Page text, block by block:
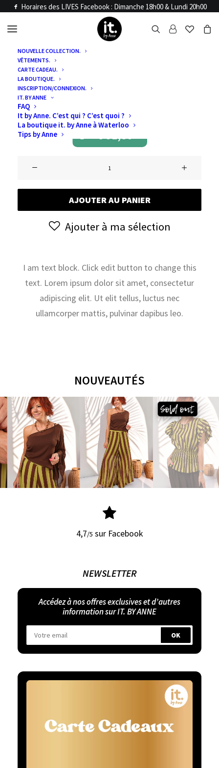
Horaires des LIVES Facebook : Dimanche 18h00 & Lundi 20h00
NOUVELLE COLLECTION.
VÊTEMENTS.
CARTE CADEAU.
LA BOUTIQUE.
INSCRIPTION/CONNEXION.
IT. BY ANNE
FAQ
It by Anne. C’est qui ? C’est quoi ?
La boutique it. by Anne à Waterloo
Tips by Anne
Accueil Articles LIVE
VENTE LIVE 27 ET
28 OCTOBRE
€91,80
VENTE
LIVE
27
ET
AJOUTER AU PANIER
Ajouter à ma sélection
I am text block. Click edit button to change this
text. Lorem ipsum dolor sit amet, consectetur
adipiscing elit. Ut elit tellus, luctus nec
ullamcorper mattis, pulvinar dapibus leo.
NOUVEAUTÉS
Sold out
4,7/5 sur Facebook
NEWSLETTER
Accédez à nos offres exclusives et d’autres
information sur IT. BY ANNE